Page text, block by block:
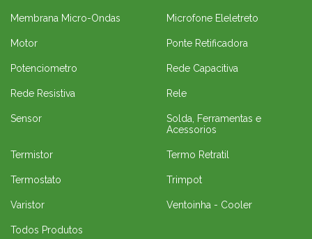
Membrana Micro-Ondas Microfone Eleletreto
Motor Ponte Retificadora
Potenciometro Rede Capacitiva
Rede Resistiva Rele
Sensor
Solda, Ferramentas e
Acessorios
Termistor Termo Retratil
Termostato Trimpot
Varistor Ventoinha - Cooler
Todos Produtos